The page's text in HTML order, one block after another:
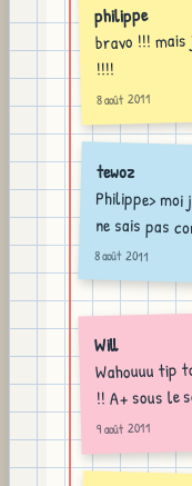
philippe
bravo !!! mais
!!!!
8 août 2011
tewoz
Philippe>
ne sais pas
8 août 2011
Will
Wahouuu tip
!! A+ sous le
9 août 2011